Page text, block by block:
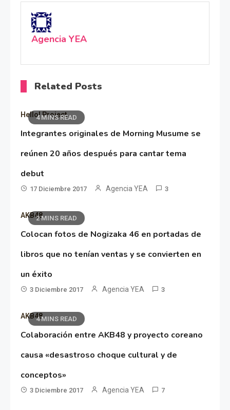
Agencia YEA
Related Posts
4 MINS READ
Hello! Project
Integrantes originales de Morning Musume se
reúnen 20 años después para cantar tema
debut
17 Diciembre 2017 Agencia YEA 3
2 MINS READ
AKB48
Colocan fotos de Nogizaka 46 en portadas de
libros que no tenían ventas y se convierten en
un éxito
3 Diciembre 2017 Agencia YEA 3
4 MINS READ
AKB48
Colaboración entre AKB48 y proyecto coreano
causa «desastroso choque cultural y de
conceptos»
3 Diciembre 2017 Agencia YEA 7